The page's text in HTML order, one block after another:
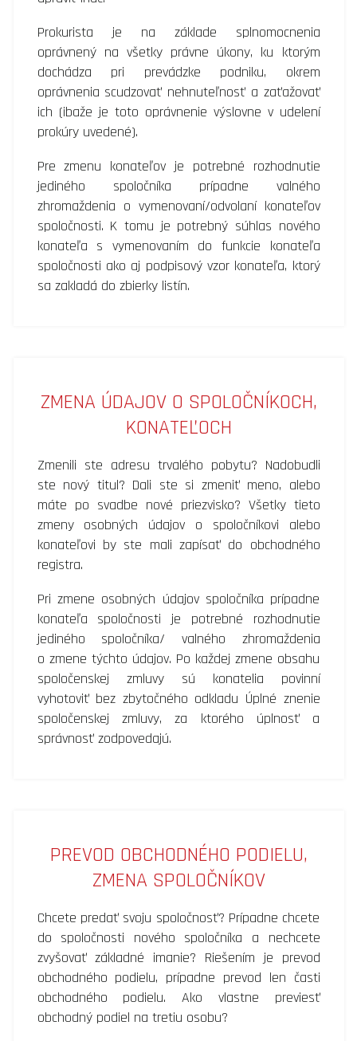
Prokurista je na základe splnomocnenia
oprávnený na všetky právne úkony, ku ktorým
dochádza pri prevádzke podniku, okrem
oprávnenia scudzovať nehnuteľnosť a zaťažovať
ich (ibaže je toto oprávnenie výslovne v udelení
prokúry uvedené).
Pre zmenu konateľov je potrebné rozhodnutie
jediného spoločníka prípadne valného
zhromaždenia o vymenovaní/odvolaní konateľov
spoločnosti. K tomu je potrebný súhlas nového
konateľa s vymenovaním do funkcie konateľa
spoločnosti ako aj podpisový vzor konateľa, ktorý
sa zakladá do zbierky listín.
ZMENA ÚDAJOV O SPOLOČNÍKOCH,
KONATEĽOCH
Zmenili ste adresu trvalého pobytu? Nadobudli
ste nový titul? Dali ste si zmeniť meno, alebo
máte po svadbe nové priezvisko? Všetky tieto
zmeny osobných údajov o spoločníkovi alebo
konateľovi by ste mali zapísať do obchodného
registra.
Pri zmene osobných údajov spoločníka prípadne
konateľa spoločnosti je potrebné rozhodnutie
jediného spoločníka/ valného zhromaždenia
o zmene týchto údajov. Po každej zmene obsahu
spoločenskej zmluvy sú konatelia povinní
vyhotoviť bez zbytočného odkladu Úplné znenie
spoločenskej zmluvy, za ktorého úplnosť a
správnosť zodpovedajú.
PREVOD OBCHODNÉHO PODIELU,
ZMENA SPOLOČNÍKOV
Chcete predať svoju spoločnosť? Prípadne chcete
do spoločnosti nového spoločníka a nechcete
zvyšovať základné imanie? Riešením je prevod
obchodného podielu, prípadne prevod len časti
obchodného podielu. Ako vlastne previesť
obchodný podiel na tretiu osobu?